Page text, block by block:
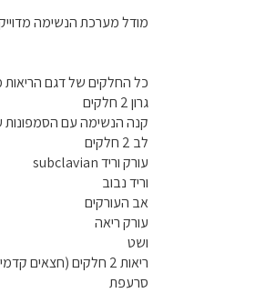
מודל מערכת הנשימה
כל החלקים של דגם הריאות
גרון 2 חלקים
קנה הנשימה עם הסמפונות
לב 2 חלקים
עורק ורידsubclavian
וריד נבוב
אב העורקים
עורק ריאה
ושט
ריאות 2 חלקים (חצאים קדמיות נשלף)
סרעפת